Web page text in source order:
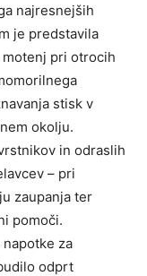
najresnejših
je predstavila
pri otrocih
stisk v
okolju.
in odraslih
– pri
zaupanja ter
pomoči.
za
odprt